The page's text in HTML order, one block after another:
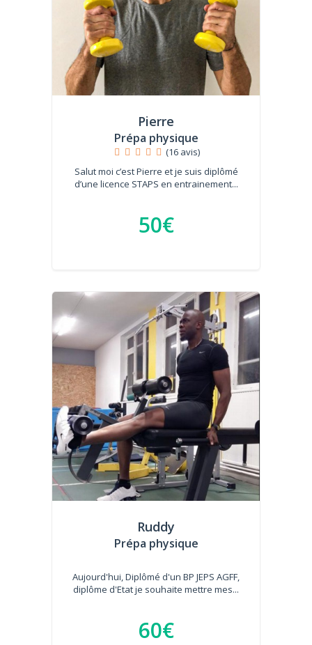
Pierre
Prépa physique
(16 avis)
Salut moi c’est Pierre et je suis diplômé
d’une licence STAPS en entrainement...
50€
Ruddy
Prépa physique
Aujourd'hui, Diplômé d'un BP JEPS AGFF,
diplôme d'Etat je souhaite mettre mes...
60€